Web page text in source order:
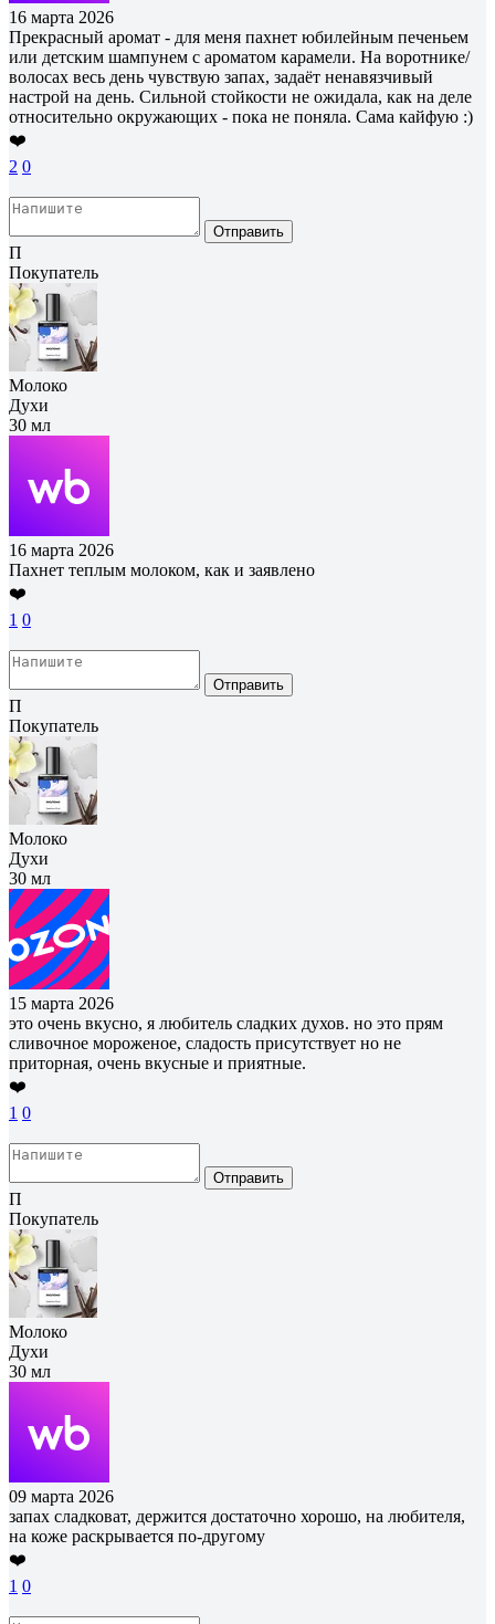
16 марта 2026
Прекрасный аромат - для меня пахнет юбилейным печеньем
или детским шампунем с ароматом карамели. На воротнике/
волосах весь день чувствую запах, задаёт ненавязчивый
настрой на день. Сильной стойкости не ожидала, как на деле
относительно окружающих - пока не поняла. Сама кайфую :)
❤️
2 0
Отправить
П
Покупатель
Молоко
Духи
30 мл
16 марта 2026
Пахнет теплым молоком, как и заявлено
❤️
1 0
Отправить
П
Покупатель
Молоко
Духи
30 мл
15 марта 2026
это очень вкусно, я любитель сладких духов. но это прям
сливочное мороженое, сладость присутствует но не
приторная, очень вкусные и приятные.
❤️
1 0
Отправить
П
Покупатель
Молоко
Духи
30 мл
09 марта 2026
запах сладковат, держится достаточно хорошо, на любителя,
на коже раскрывается по-другому
❤️
1 0